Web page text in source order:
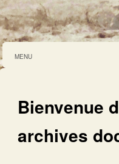
MENU
Bienvenue
archives